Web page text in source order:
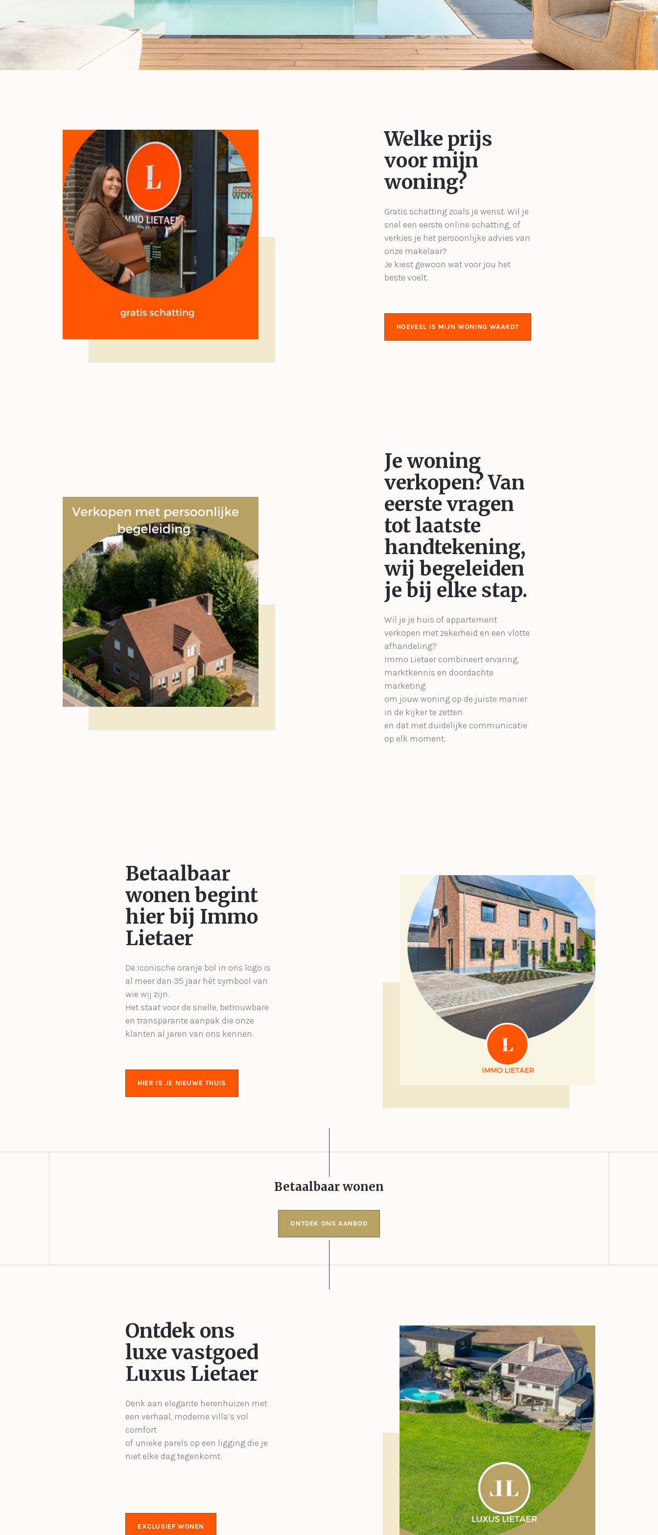
Welke prijs
voor mijn
woning?
Gratis schatting zoals je wenst. Wil je
snel een eerste online schatting, of
verkies je het persoonlijke advies van
onze makelaar?
Je kiest gewoon wat voor jou het
beste voelt.
HOEVEEL IS MIJN WONING WAARD?
Je woning
verkopen?Van
eerste vragen
tot laatste
handtekening,
wij begeleiden
je bij elke stap.
Wil je je huis of appartement
verkopen met zekerheid en een vlotte
afhandeling?
Immo Lietaer combineert ervaring,
marktkennis en doordachte
marketing
om jouw woning op de juiste manier
in de kijker te zetten
en dat met duidelijke communicatie
op elk moment.
Betaalbaar
wonen begint
hier bij Immo
Lietaer
De iconische oranje bol in ons logo is
al meer dan 35 jaar hét symbool van
wie wij zijn.
Het staat voor de snelle, betrouwbare
en transparante aanpak die onze
klanten al jaren van ons kennen.
HIER IS JE NIEUWE THUIS
Betaalbaar wonen
ONTDEK ONS AANBOD
Ontdek ons
luxe vastgoed
Luxus Lietaer
Denk aan elegante herenhuizen met
een verhaal, moderne villa’s vol
comfort
of unieke parels op een ligging die je
niet elke dag tegenkomt.
EXCLUSIEF WONEN